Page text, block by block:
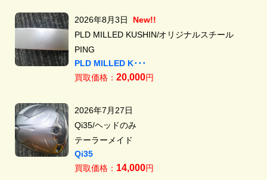
2026年8月3日
New!!
PLD MILLED KUSHIN/オリジナルスチール
PING
PLD MILLED K･･･
買取価格： 20,000円
2026年7月27日
Qi35/ヘッドのみ
テーラーメイド
Qi35
買取価格： 14,000円